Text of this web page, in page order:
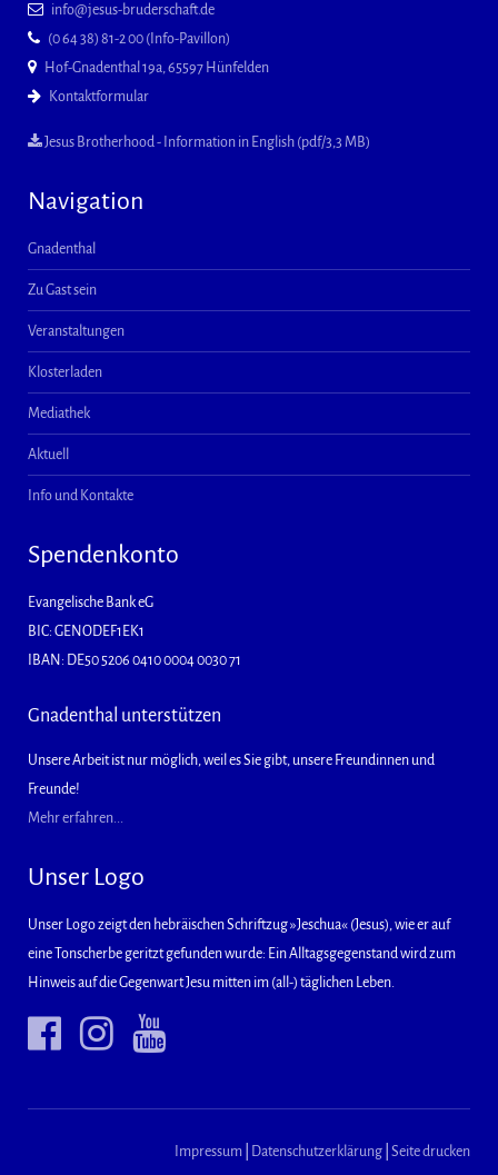
info@jesus-bruderschaft.de
(0 64 38) 81-2 00 (Info-Pavillon)
Hof-Gnadenthal 19a, 65597 Hünfelden
Kontaktformular
Jesus Brotherhood - Information in English (pdf/3,3 MB)
Navigation
Gnadenthal
Zu Gast sein
Veranstaltungen
Klosterladen
Mediathek
Aktuell
Info und Kontakte
Spendenkonto
Evangelische Bank eG
BIC: GENODEF1EK1
IBAN: DE50 5206 0410 0004 0030 71
Gnadenthal unterstützen
Unsere Arbeit ist nur möglich, weil es Sie gibt, unsere Freundinnen und
Freunde!
Mehr erfahren...
Unser Logo
Unser Logo zeigt den hebräischen Schriftzug »Jeschua« (Jesus), wie er auf
eine Tonscherbe geritzt gefunden wurde: Ein Alltagsgegenstand wird zum
Hinweis auf die Gegenwart Jesu mitten im (all-) täglichen Leben.
Impressum Datenschutzerklärung Seite drucken